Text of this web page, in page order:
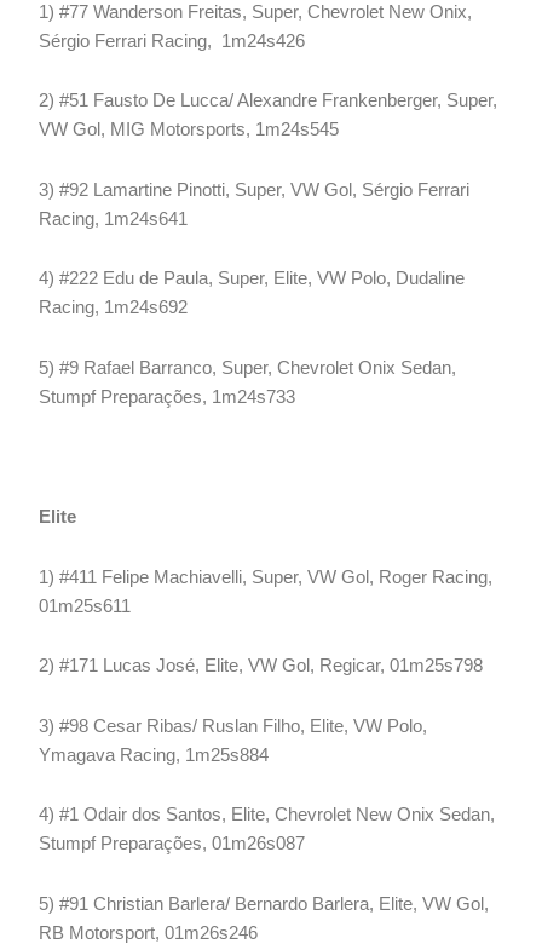
1) #77 Wanderson Freitas, Super, Chevrolet New Onix,
Sérgio Ferrari Racing, 1m24s426
2) #51 Fausto De Lucca/ Alexandre Frankenberger, Super,
VW Gol, MIG Motorsports, 1m24s545
3) #92 Lamartine Pinotti, Super, VW Gol, Sérgio Ferrari
Racing, 1m24s641
4) #222 Edu de Paula, Super, Elite, VW Polo, Dudaline
Racing, 1m24s692
5) #9 Rafael Barranco, Super, Chevrolet Onix Sedan,
Stumpf Preparações, 1m24s733
Elite
1) #411 Felipe Machiavelli, Super, VW Gol, Roger Racing,
01m25s611
2) #171 Lucas José, Elite, VW Gol, Regicar, 01m25s798
3) #98 Cesar Ribas/ Ruslan Filho, Elite, VW Polo,
Ymagava Racing, 1m25s884
4) #1 Odair dos Santos, Elite, Chevrolet New Onix Sedan,
Stumpf Preparações, 01m26s087
5) #91 Christian Barlera/ Bernardo Barlera, Elite, VW Gol,
RB Motorsport, 01m26s246